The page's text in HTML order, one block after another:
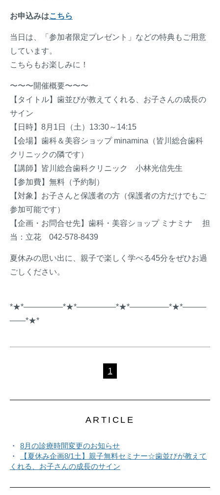
お申込みはこちら
当日は、「参加者限定プレゼント」などの特典もご用意
しています。
こちらもお楽しみに！
〜〜〜開催概要〜〜〜
【タイトル】歯並びが教えてくれる、お子さんの成長の
サイン
【日時】8月1日（土）13:30～14:15
【会場】歯科＆美容ショップ minamina（皆川総合歯科
クリニックの隣です）
【講師】皆川総合歯科クリニック 小林光信先生
【参加費】無料（予約制）
【対象】お子さんと保護者の方（保護者の方だけでもご
参加可能です）
【企画・お問合せ先】歯科・美容ショップ ミナミナ 担
当：立花 042-578-8439
夏休みの思い出に、親子で楽しく学べる45分をぜひお過
ごしください。
*★*―――――*★*―――――*★*―――――*★*―――
――*★*
1
ARTICLE
8月の診療時間変更のお知らせ
【夏休み企画8/1土】親子無料セミナー☆歯並びが教えて
くれる、お子さんの成長のサイン